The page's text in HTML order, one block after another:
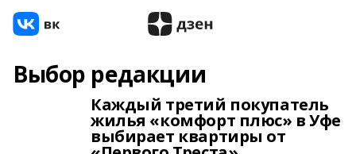
Выбор редакции
Каждый третий покупатель
жилья «комфорт плюс» в Уфе
выбирает квартиры от